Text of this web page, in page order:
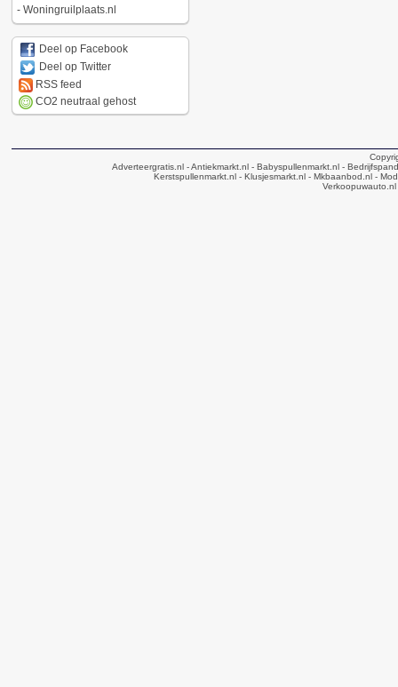
- Woningruilplaats.nl
Deel op Facebook
Deel op Twitter
RSS feed
CO2 neutraal gehost
Adverteergratis.nl - Antiekmarkt.nl - Babyspullenmarkt.nl -
Kerstspullenmarkt.nl- Klusjesmarkt.nl- Mkbaanbod.nl-
Verkoopuwauto.nl